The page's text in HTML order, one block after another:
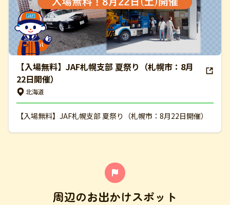
【入場無料】JAF札幌支部 夏祭り（札幌市：8月
22日開催）
北海道
【入場無料】JAF札幌支部 夏祭り（札幌市：8月22日開催）
周辺のお出かけスポット